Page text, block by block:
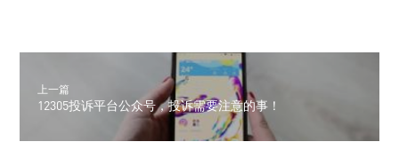
上一篇
12305投诉平台公众号，投诉需要注意的事！